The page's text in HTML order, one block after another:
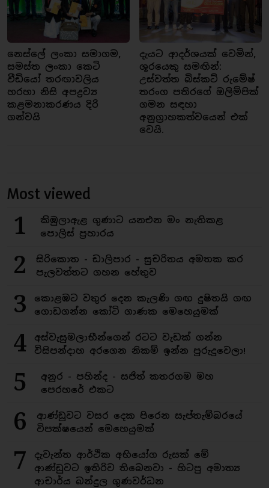
නෙස්ලේ ලංකා සමාගම,
සමස්ත ලංකා කෙටි
වීඩියෝ තරඟාවලිය
හරහා නිසි අපද්‍රව්‍ය
කළමනාකරණය දිරි
ගන්වයි
දැයට ආදර්ශයක් වෙමින්,
ශූරයෙකු සමඟින්:
උස්වත්ත බිස්කට් රුමේෂ්
තරංග පතිරගේ ඔලිම්පික්
ගමන සඳහා
අනුග්‍රාහකත්වයෙන් එක්
වෙයි.
Most viewed
1
කිඹුලාඇළ ගුණාට යනඑන මං නැතිකළ
පොලිස් ප්‍රහාරය
2
සිරිකොත - ඩාලිපාර - සුචරිතය අමතක කර
පැලවත්තට ගහන හේතුව
3
කොළඹට වතුර දෙන කැලණි ගඟ දුෂිතයි ගඟ
ගොඩගන්න කෝටි ගාණක මෙහෙයුමක්
4
අස්වැසුමලාභීන්ගෙන් රටට වැඩක් ගන්න
විසිපන්දාහ අරගෙන නිකම් ඉන්න පුරුදුවෙලා!
5
අනුර - පහින්ද - සජිත් කතරගම මහ
පෙරහරේ එකට
6
ආණ්ඩුවට වසර දෙක පිරෙන සැප්තැම්බරයේ
විපක්ෂයෙන් මෙහෙයුමක්
7
දැවැන්ත ආර්ථික අභියෝග රුසක් මේ
ආණ්ඩුවට ඉතිරිව තිබෙනවා - හිටපු අමාත්‍ය
ආචාර්ය බන්දුල ගුණවර්ධන